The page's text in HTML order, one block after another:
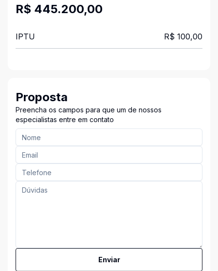
R$ 445.200,00
IPTU R$ 100,00
Proposta
Preencha os campos para que um de nossos
especialistas entre em contato
Enviar